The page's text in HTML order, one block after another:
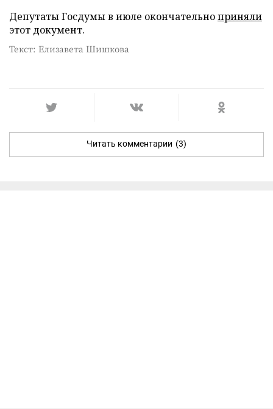
Депутаты Госдумы в июле окончательноприняли
этот документ.
Текст: Елизавета Шишкова
Читать комментарии (3)